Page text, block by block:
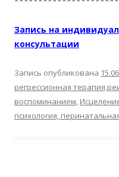
Запись на
консультации
Запись опубликована
регрессионная
воспоминанием,
психология,